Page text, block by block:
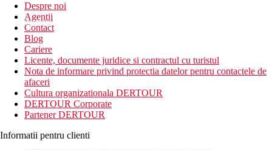
newsletter!
Despre noi
Agentii
Contact
Blog
Cariere
Licente, documente juridice si contractul cu turistul
Nota de informare privind protectia datelor pentru contactele de
afaceri
Cultura organizationala DERTOUR
DERTOUR Corporate
Partener DERTOUR
Informatii pentru clienti